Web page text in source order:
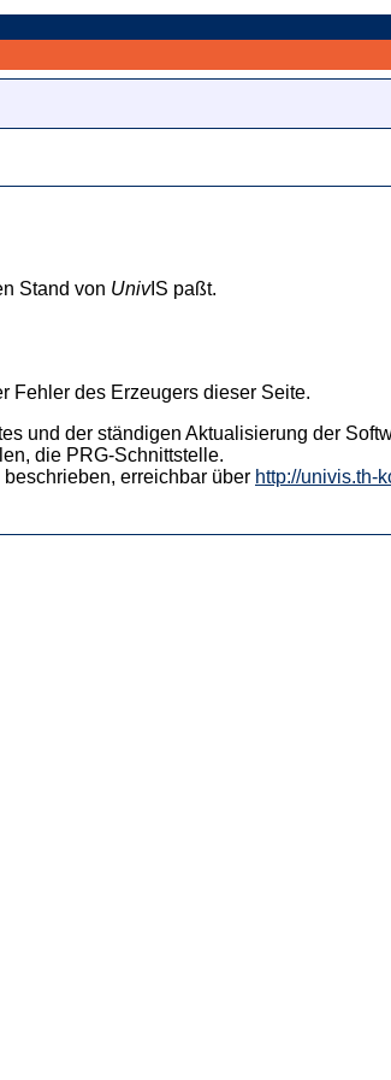
Stand von UnivIS paßt.
Fehler des Erzeugers dieser Seite.
und der ständigen Aktualisierung der
die PRG-Schnittstelle.
erreichbar über http://univis.th-